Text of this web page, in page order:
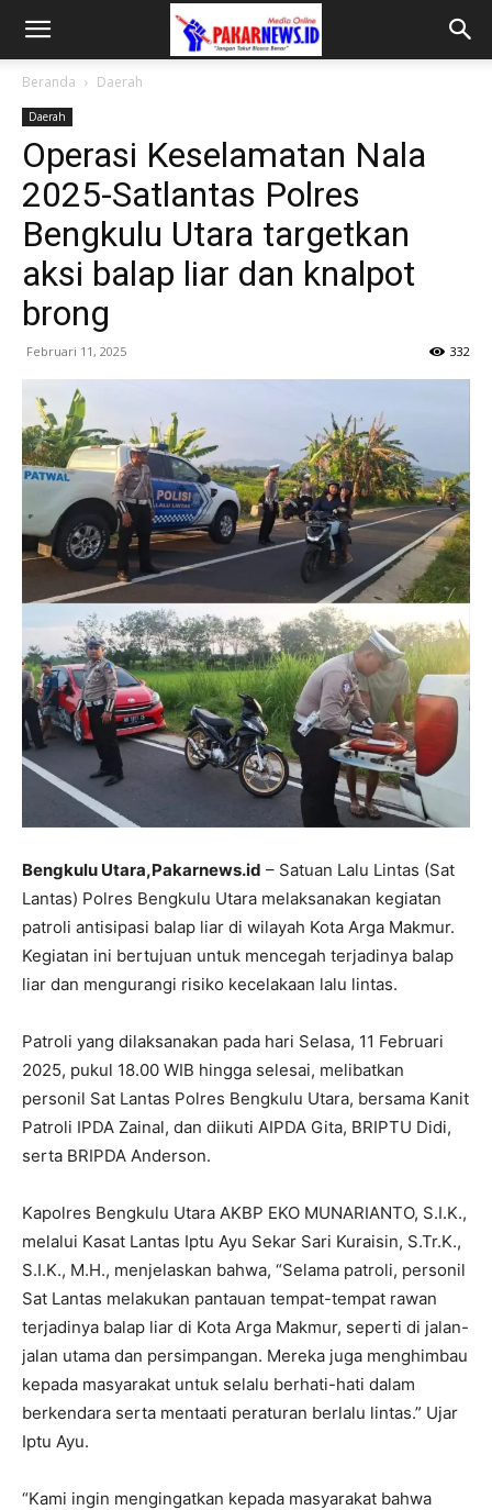
Beranda Daerah
Daerah
Operasi Keselamatan Nala
2025-Satlantas Polres
Bengkulu Utara targetkan
aksi balap liar dan knalpot
brong
Februari 11, 2025 332
Bengkulu Utara,Pakarnews.id – Satuan Lalu Lintas (Sat
Lantas) Polres Bengkulu Utara melaksanakan kegiatan
patroli antisipasi balap liar di wilayah Kota Arga Makmur.
Kegiatan ini bertujuan untuk mencegah terjadinya balap
liar dan mengurangi risiko kecelakaan lalu lintas.
Patroli yang dilaksanakan pada hari Selasa, 11 Februari
2025, pukul 18.00 WIB hingga selesai, melibatkan
personil Sat Lantas Polres Bengkulu Utara, bersama Kanit
Patroli IPDA Zainal, dan diikuti AIPDA Gita, BRIPTU Didi,
serta BRIPDA Anderson.
Kapolres Bengkulu Utara AKBP EKO MUNARIANTO, S.I.K.,
melalui Kasat Lantas Iptu Ayu Sekar Sari Kuraisin, S.Tr.K.,
S.I.K., M.H., menjelaskan bahwa, “Selama patroli, personil
Sat Lantas melakukan pantauan tempat-tempat rawan
terjadinya balap liar di Kota Arga Makmur, seperti di jalan-
jalan utama dan persimpangan. Mereka juga menghimbau
kepada masyarakat untuk selalu berhati-hati dalam
berkendara serta mentaati peraturan berlalu lintas.” Ujar
Iptu Ayu.
“Kami ingin mengingatkan kepada masyarakat bahwa